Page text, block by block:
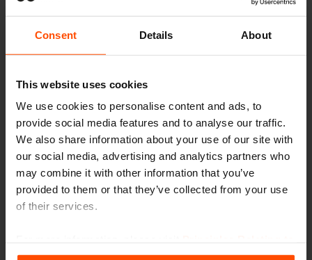
Consent Details About
This website uses cookies
We use cookies to personalise content and ads, to
provide social media features and to analyse our traffic.
We also share information about your use of our site with
our social media, advertising and analytics partners who
may combine it with other information that you’ve
provided to them or that they’ve collected from your use
of their services.
the Processing Personal Data.
La terrazza sul tetto della società Karriere
La società Karriere ti aiuta a trovare il datore di
lavoro ideale. Si presenta come un’azienda
progressista, con una serie di benefici per